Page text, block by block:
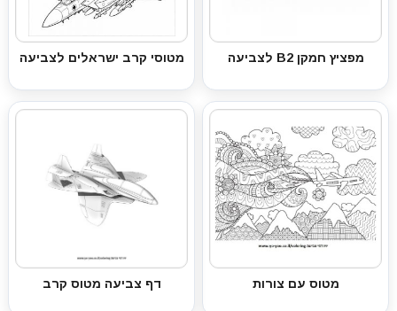
מפציץ חמקן B2 לצביעה מטוסי קרב ישראלים לצביעה
מטוס עם צורות דף צביעה מטוס קרב